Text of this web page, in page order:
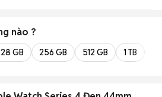
nào ?
GB 256 GB 512 GB 1 TB